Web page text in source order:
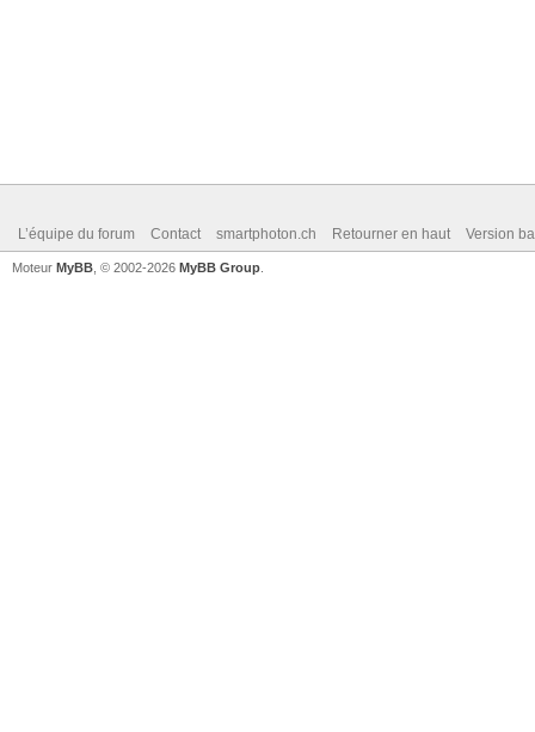
L’équipe du forum Contact smartphoton.ch Retourner en haut Version
Moteur MyBB , © 2002-2026 MyBB Group